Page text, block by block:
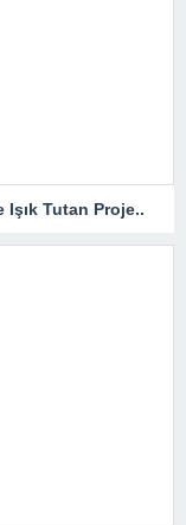
Işık Tutan Proje..